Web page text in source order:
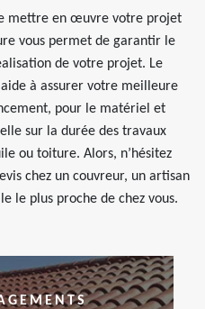
mettre en œuvre votre projet
vous permet de garantir le
de votre projet. Le
à assurer votre meilleure
pour le matériel et
sur la durée des travaux
ou toiture. Alors, n’hésitez
chez un couvreur, un artisan
le plus proche de chez vous.